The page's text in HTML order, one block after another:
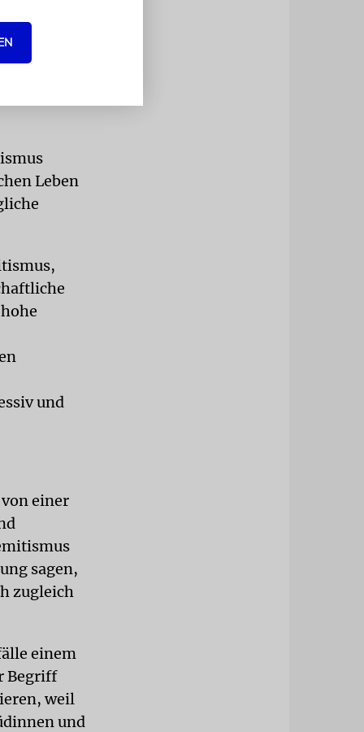
Leben
und
einer
sagen,
zugleich
einem
Begriff
weil
und